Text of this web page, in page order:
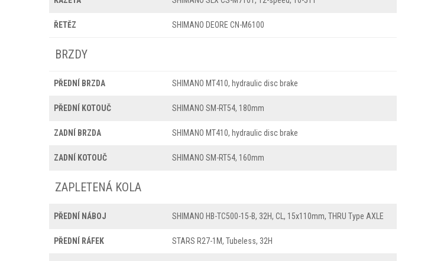
ŘETĚZ SHIMANO DEORE CN-M6100
BRZDY
PŘEDNÍ BRZDA SHIMANO MT410, hydraulic disc brake
PŘEDNÍ KOTOUČ SHIMANO SM-RT54, 180mm
ZADNÍ BRZDA SHIMANO MT410, hydraulic disc brake
ZADNÍ KOTOUČ SHIMANO SM-RT54, 160mm
ZAPLETENÁ KOLA
PŘEDNÍ NÁBOJ SHIMANO HB-TC500-15-B, 32H, CL, 15x110mm, THRU Type AXLE
PŘEDNÍ RÁFEK STARS R27-1M, Tubeless, 32H